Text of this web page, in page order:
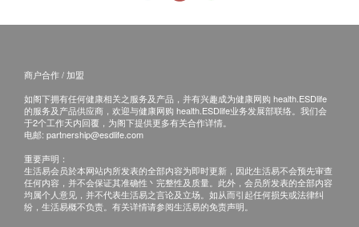
🌾比牛奶多6倍的钙
🌾比三文鱼多10倍的奥米加3
🌾比西兰花多15倍的镁
🌾比香蕉多2倍的钾
🌾比红腰豆多6倍的铁质
🌾比菠菜多5倍的叶酸
🌾比红石榴多2.8倍的抗氧化功效
🌾比亚麻籽高6倍抗氧化指数
当顾客收取已订购货品时，有责任检查货品是否有
退换产品必须包装完整，如退换产品有任何残缺或
如有其他损坏或遗漏查询，顾客必须保留有效收据
正本，并於送货后3个工作日内按下列方式联络
Life Is For Excellence 客户服务部跟进。
电邮：cs@lifeisforexcellence.com
查询热线：852-21118288
商户合作 / 加盟
如阁下拥有任何健康相关之服务及产品，并有兴趣成为健康网购 health.ESDlife
的服务及产品供应商，欢迎与健康网购 health.ESDlife业务发展部联络。我们会
于2个工作天内回覆，为阁下提供更多有关合作详情。
电邮: partnership@esdlife.com
重要声明：
生活易会员於本网站内所发表的全部内容为即时更新，因此生活易不会预先审查
任何内容，并不会保证其准确性丶完整性及质量。此外，会员所发表的全部内容
均属个人意见，并不代表生活易之言论及立场。如从而引起任何损失或法律纠
纷，生活易概不负责。有关详情请参阅生活易的免责声明。